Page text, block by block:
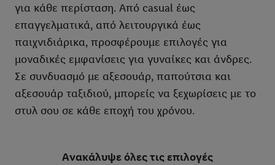
για κάθε περίσταση. Από casual έως
επαγγελματικά, από λειτουργικά έως
παιχνιδιάρικα, προσφέρουμε επιλογές για
μοναδικές εμφανίσεις για γυναίκες και άνδρες.
Σε συνδυασμό με αξεσουάρ, παπούτσια και
αξεσουάρ ταξιδιού, μπορείς να ξεχωρίσεις με το
στυλ σου σε κάθε εποχή του χρόνου.
Ανακάλυψε όλες τις επιλογές